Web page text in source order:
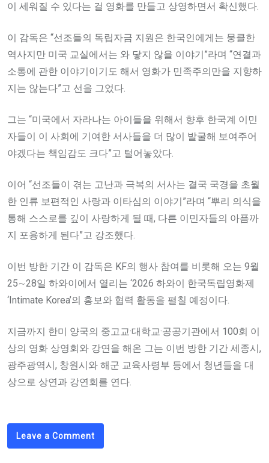
이 세워질 수 있다는 걸 영화를 만들고 상영하면서 확신했다.
이 감독은 “선조들의 독립자금 지원은 한국인에게는 뭉클한
역사지만 미국 교실에서는 와 닿지 않을 이야기”라며 “연결과
소통에 관한 이야기이기도 해서 영화가 민족주의만을 지향하
지는 않는다”고 선을 그었다.
그는 “미국에서 자라나는 아이들을 위해서 향후 한국계 이민
자들이 이 사회에 기여한 서사들을 더 많이 발굴해 보여주어
야겠다는 책임감도 크다”고 털어놓았다.
이어 “선조들이 겪는 고난과 극복의 서사는 결국 국경을 초월
한 인류 보편적인 사랑과 이타심의 이야기”라며 “뿌리 의식을
통해 스스로를 깊이 사랑하게 될 때, 다른 이민자들의 아픔까
지 포용하게 된다”고 강조했다.
이번 방한 기간 이 감독은 KF의 행사 참여를 비롯해 오는 9월
25∼28일 하와이에서 열리는 ‘2026 하와이 한국독립영화제
‘Intimate Korea’의 홍보와 협력 활동을 펼칠 예정이다.
지금까지 한미 양국의 중고교·대학교·공공기관에서 100회 이
상의 영화 상영회와 강연을 해온 그는 이번 방한 기간 세종시,
광주광역시, 창원시와 해군 교육사령부 등에서 청년들을 대
상으로 상연과 강연회를 연다.
Leave a Comment